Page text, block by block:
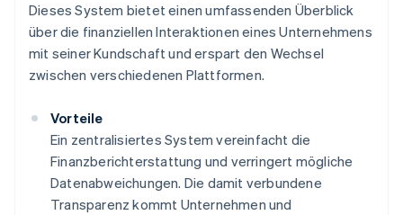
Dieses System bietet einen umfassenden Überblick
über die finanziellen Interaktionen eines Unternehmens
mit seiner Kundschaft und erspart den Wechsel
zwischen verschiedenen Plattformen.
Vorteile
Ein zentralisiertes System vereinfacht die
Finanzberichterstattung und verringert mögliche
Datenabweichungen. Die damit verbundene
Transparenz kommt Unternehmen und